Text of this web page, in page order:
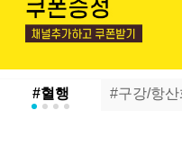
#혈행 #구강/항산